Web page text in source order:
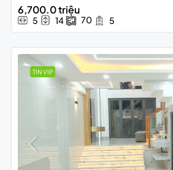
6,700.0 triệu
5 14 70 5
TIN VIP